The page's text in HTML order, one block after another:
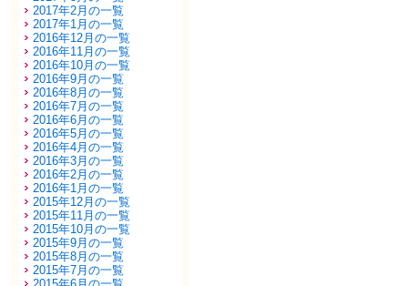
2017年2月の一覧
2017年1月の一覧
2016年12月の一覧
2016年11月の一覧
2016年10月の一覧
2016年9月の一覧
2016年8月の一覧
2016年7月の一覧
2016年6月の一覧
2016年5月の一覧
2016年4月の一覧
2016年3月の一覧
2016年2月の一覧
2016年1月の一覧
2015年12月の一覧
2015年11月の一覧
2015年10月の一覧
2015年9月の一覧
2015年8月の一覧
2015年7月の一覧